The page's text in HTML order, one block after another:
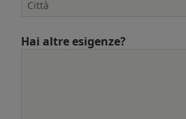
Hai altre esigenze?